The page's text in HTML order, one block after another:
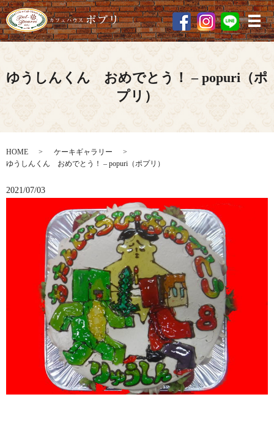
メ
ゆうしんくん おめでとう！ – popuri（ポ
プリ）
HOME
ケーキギャラリー
ゆうしんくん おめでとう！ – popuri（ポプリ）
2021/07/03